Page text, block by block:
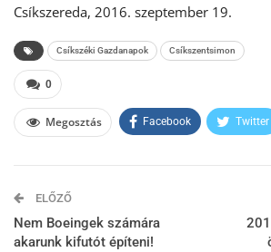
Csíkszereda, 2016. szeptember 19.
Csíkszéki Gazdanapok Csíkszentsimon
0
Megosztás Facebook Twitter
ELŐZŐ
Nem Boeingek számára
akarunk kifutót építeni!